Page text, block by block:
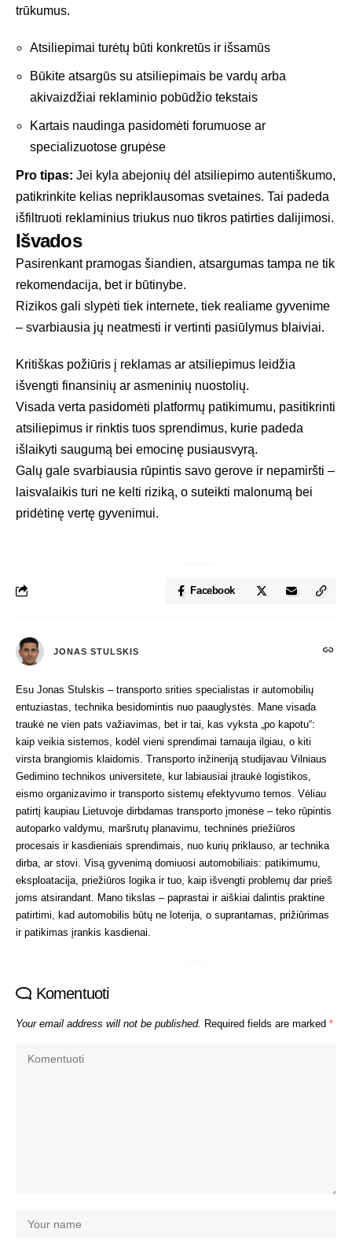
trūkumus.
Atsiliepimai turėtų būti konkretūs ir išsamūs
Būkite atsargūs su atsiliepimais be vardų arba
akivaizdžiai reklaminio pobūdžio tekstais
Kartais naudinga pasidomėti forumuose ar
specializuotose grupėse
Pro tipas: Jei kyla abejonių dėl atsiliepimo autentiškumo,
patikrinkite kelias nepriklausomas svetaines. Tai padeda
išfiltruoti reklaminius triukus nuo tikros patirties dalijimosi.
Išvados
Pasirenkant pramogas šiandien, atsargumas tampa ne tik
rekomendacija, bet ir būtinybe.
Rizikos gali slypėti tiek internete, tiek realiame gyvenime
– svarbiausia jų neatmesti ir vertinti pasiūlymus blaiviai.
Kritiškas požiūris į reklamas ar atsiliepimus leidžia
išvengti finansinių ar asmeninių nuostolių.
Visada verta pasidomėti platformų patikimumu, pasitikrinti
atsiliepimus ir rinktis tuos sprendimus, kurie padeda
išlaikyti saugumą bei emocinę pusiausvyrą.
Galų gale svarbiausia rūpintis savo gerove ir nepamiršti –
laisvalaikis turi ne kelti riziką, o suteikti malonumą bei
pridėtinę vertę gyvenimui.
Facebook
JONAS STULSKIS
Esu Jonas Stulskis – transporto srities specialistas ir automobilių
entuziastas, technika besidomintis nuo paauglystės. Mane visada
traukė ne vien pats važiavimas, bet ir tai, kas vyksta „po kapotu“:
kaip veikia sistemos, kodėl vieni sprendimai tarnauja ilgiau, o kiti
virsta brangiomis klaidomis. Transporto inžineriją studijavau Vilniaus
Gedimino technikos universitete, kur labiausiai įtraukė logistikos,
eismo organizavimo ir transporto sistemų efektyvumo temos. Vėliau
patirtį kaupiau Lietuvoje dirbdamas transporto įmonėse – teko rūpintis
autoparko valdymu, maršrutų planavimu, techninės priežiūros
procesais ir kasdieniais sprendimais, nuo kurių priklauso, ar technika
dirba, ar stovi. Visą gyvenimą domiuosi automobiliais: patikimumu,
eksploatacija, priežiūros logika ir tuo, kaip išvengti problemų dar prieš
joms atsirandant. Mano tikslas – paprastai ir aiškiai dalintis praktine
patirtimi, kad automobilis būtų ne loterija, o suprantamas, prižiūrimas
ir patikimas įrankis kasdienai.
Komentuoti
Your email address will not be published. Required fields are marked *